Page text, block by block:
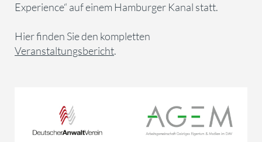
Experience“ auf einem Hamburger Kanal statt.
Hier finden Sie den kompletten
Veranstaltungsbericht.